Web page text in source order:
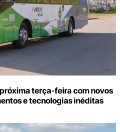
terça-feira com novos
e tecnologias inéditas